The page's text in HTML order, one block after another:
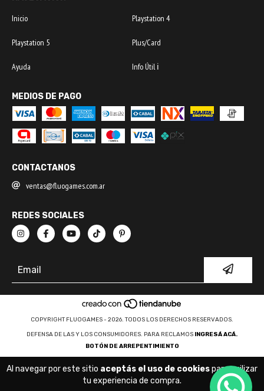
Al navegar por este sitio aceptás el uso de cookiespara agilizar
tu experiencia de compra.
Inicio Playstation 4
Playstation 5 Plus/Card
Ayuda Info Útil ℹ️
MEDIOS DE PAGO
CONTACTANOS
ventas@fluogames.com.ar
REDES SOCIALES
COPYRIGHT FLUOGAMES - 2026. TODOS LOS DERECHOS RESERVADOS.
DEFENSA DE LAS Y LOS CONSUMIDORES. PARA RECLAMOS INGRESÁ ACÁ.
BOTÓN DE ARREPENTIMIENTO